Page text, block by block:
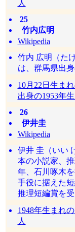
人
25
竹内広明
Wikipedia
竹内 広明（た
は、群馬県出
10月22日生ま
出身の1953年
26
伊井圭
Wikipedia
伊井 圭（いい
本の小説家、
年、石川啄木
手役に据えた
推理短編賞を
1948年生まれの
人